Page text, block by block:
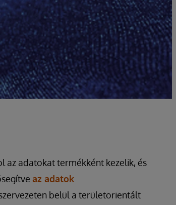
az adatokat termékként kezelik, és
az adatok
belül a területorientált